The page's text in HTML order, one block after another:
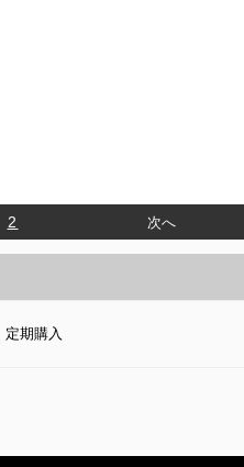
2 次へ
定期購入